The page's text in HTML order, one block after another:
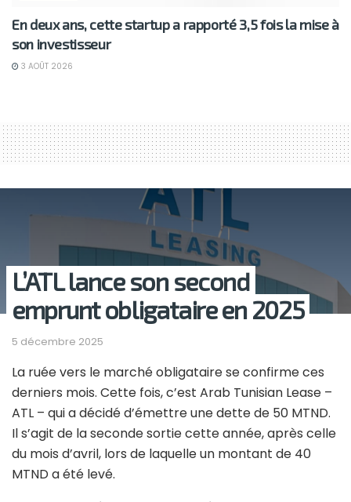
En deux ans, cette startup a rapporté 3,5 fois la mise à
son investisseur
3 AOÛT 2026
L’ATL lance son second
emprunt obligataire en 2025
5 décembre 2025
La ruée vers le marché obligataire se confirme ces
derniers mois. Cette fois, c’est Arab Tunisian Lease –
ATL – qui a décidé d’émettre une dette de 50 MTND.
Il s’agit de la seconde sortie cette année, après celle
du mois d’avril, lors de laquelle un montant de 40
MTND a été levé.